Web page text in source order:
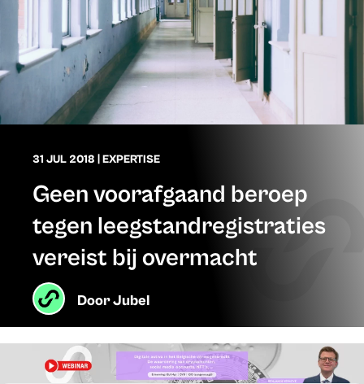
31 JUL 2018 |EXPERTISE
Geen voorafgaand beroep
tegen leegstandregistraties
vereist bij overmacht
DoorJubel